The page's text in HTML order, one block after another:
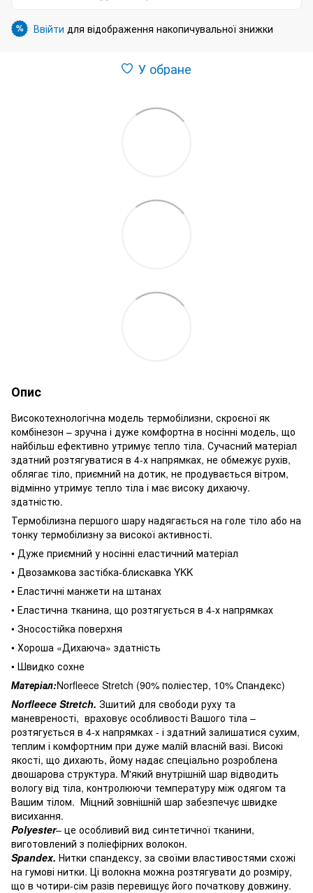
% Ввійти для відображення накопичувальної знижки
У обране
Опис
Високотехнологічна модель термобілизни, скроєної як
комбінезон – зручна і дуже комфортна в носінні модель, що
найбільш ефективно утримує тепло тіла. Сучасний матеріал
здатний розтягуватися в 4-х напрямках, не обмежує рухів,
облягає тіло, приємний на дотик, не продувається вітром,
відмінно утримує тепло тіла і має високу дихаючу.
здатністю.
Термобілизна першого шару надягається на голе тіло або на
тонку термобілизну за високої активності.
• Дуже приємний у носінні еластичний матеріал
• Двозамкова застібка-блискавка YKK
• Еластичні манжети на штанах
• Еластична тканина, що розтягується в 4-х напрямках
• Зносостійка поверхня
• Хороша «Дихаюча» здатність
• Швидко сохне
Матеріал:Norfleece Stretch (90% поліестер, 10% Спандекс)
Norfleece Stretch. Зшитий для свободи руху та
маневреності, враховує особливості Вашого тіла –
розтягується в 4-х напрямках - і здатний залишатися сухим,
теплим і комфортним при дуже малій власній вазі. Високі
якості, що дихають, йому надає спеціально розроблена
двошарова структура. М'який внутрішній шар відводить
вологу від тіла, контролюючи температуру між одягом та
Вашим тілом. Міцний зовнішній шар забезпечує швидке
висихання.
Polyester– це особливий вид синтетичної тканини,
виготовлений з поліефірних волокон.
Spandex. Нитки спандексу, за своїми властивостями схожі
на гумові нитки. Ці волокна можна розтягувати до розміру,
що в чотири-сім разів перевищує його початкову довжину.